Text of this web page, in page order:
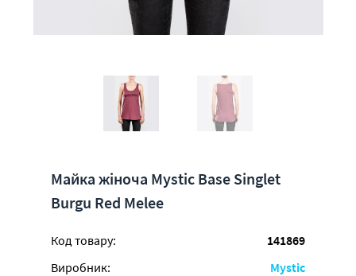
Майка жіноча Mystic Base Singlet
Burgu Red Melee
Код товару:
141869
Виробник:
Mystic